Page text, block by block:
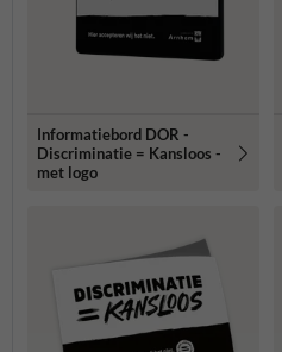
Informatiebord DOR -
Discriminatie = Kansloos -
met logo